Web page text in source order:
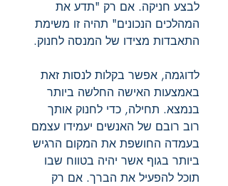
לבצע חניקה. אם רק "תדע את
המהלכים הנכונים" תהיה זו משימת
התאבדות מצידו של המנסה לחנוק.
לדוגמה, אפשר בקלות לנסות זאת
באמצעות האישה החלשה ביותר
בנמצא. תחילה, כדי לחנוק אותך
רוב רובם של האנשים יעמידו עצמם
בעמדה החושפת את המקום הרגיש
ביותר בגוף אשר יהיה בטווח שבו
תוכל להפעיל את הברך. אם רק